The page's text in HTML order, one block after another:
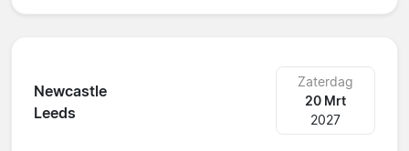
Newcastle
Leeds
Zaterdag
20 Mrt
2027